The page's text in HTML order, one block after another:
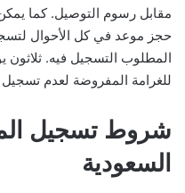
مقابل رسوم التوصيل. كما
حجز موعد في كل الأحوال
المطلوب التسجيل فيه. ثلاثون
للغرامة المفروضة لعدم تسجيل
شروط تسجيل
السعودية